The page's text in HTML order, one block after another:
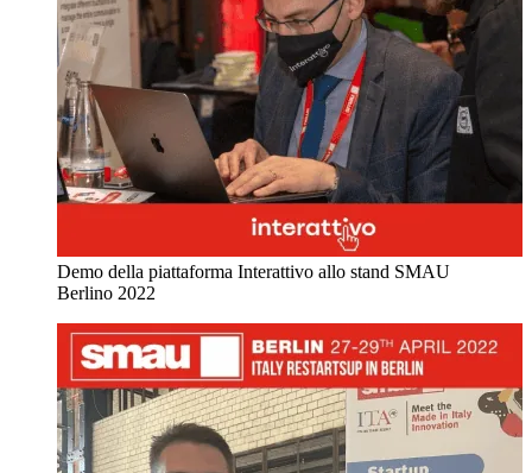
Demo della piattaforma Interattivo allo stand SMAU
Berlino 2022